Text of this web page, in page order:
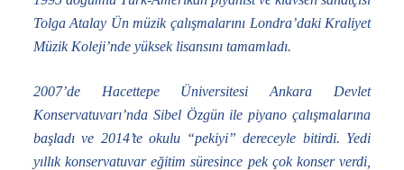
Tolga Atalay Ün müzik çalışmalarını Londra’daki Kraliyet
Müzik Koleji’nde yüksek lisansını tamamladı.
2007’de Hacettepe Üniversitesi Ankara Devlet
Konservatuvarı’nda Sibel Özgün ile piyano çalışmalarına
başladı ve 2014’te okulu “pekiyi” dereceyle bitirdi. Yedi
yıllık konservatuvar eğitim süresince pek çok konser verdi,